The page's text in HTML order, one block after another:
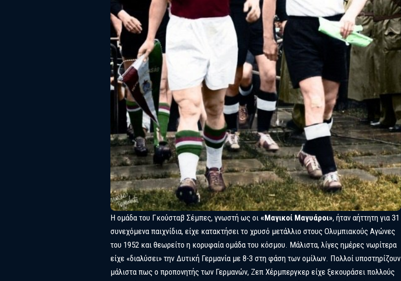
Η ομάδα του Γκούσταβ Σέμπες, γνωστή ως οι «Μαγικοί Μαγυάροι», ήταν αήττητη για 31
συνεχόμενα παιχνίδια, είχε κατακτήσει το χρυσό μετάλλιο στους Ολυμπιακούς Αγώνες
του 1952 και θεωρείτο η κορυφαία ομάδα του κόσμου. Μάλιστα, λίγες ημέρες νωρίτερα
είχε «διαλύσει» την Δυτική Γερμανία με 8-3 στη φάση των ομίλων. Πολλοί υποστηρίζουν
μάλιστα πως ο προπονητής των Γερμανών, Ζεπ Χέρμπεργκερ είχε ξεκουράσει πολλούς